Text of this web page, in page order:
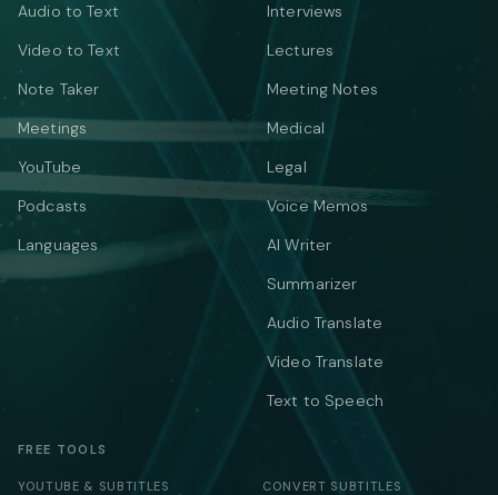
Audio to Text
Video to Text
Note Taker
Meetings
YouTube
Podcasts
Languages
Interviews
Lectures
Meeting Notes
Medical
Legal
Voice Memos
AI Writer
Summarizer
Audio Translate
Video Translate
Text to Speech
FREE TOOLS
YOUTUBE & SUBTITLES CONVERT SUBTITLES